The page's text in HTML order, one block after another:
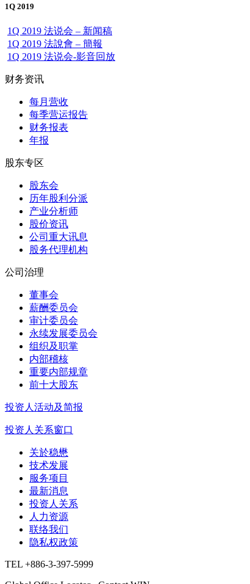
1Q 2019
1Q 2019 法说会 – 新闻稿
1Q 2019 法說會 – 簡報
1Q 2019 法说会-影音回放
财务资讯
每月营收
每季营运报告
财务报表
年报
股东专区
股东会
历年股利分派
产业分析师
股价资讯
公司重大讯息
股务代理机构
公司治理
董事会
薪酬委员会
审计委员会
永续发展委员会
组织及职掌
内部稽核
重要内部规章
前十大股东
投资人活动及简报
投资人关系窗口
关於稳懋
技术发展
服务项目
最新消息
投资人关系
人力资源
联络我们
隐私权政策
TEL +886-3-397-5999